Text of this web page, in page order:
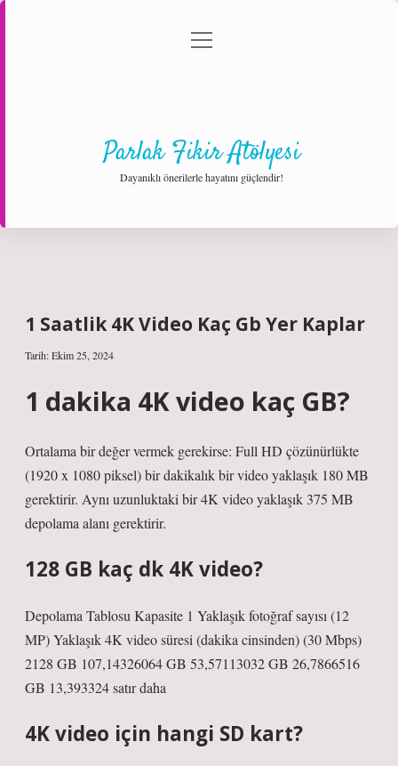
Gizlilik Politikası
menüyü
Parlak Fikir Atölyesi
Dayanıklı önerilerle hayatını güçlendir!
1 Saatlik 4K Video Kaç Gb Yer Kaplar
Tarih: Ekim 25, 2024
1 dakika 4K video kaç GB?
Ortalama bir değer vermek gerekirse: Full HD çözünürlükte
(1920 x 1080 piksel) bir dakikalık bir video yaklaşık 180 MB
gerektirir. Aynı uzunluktaki bir 4K video yaklaşık 375 MB
depolama alanı gerektirir.
128 GB kaç dk 4K video?
Depolama Tablosu Kapasite 1 Yaklaşık fotoğraf sayısı (12
MP) Yaklaşık 4K video süresi (dakika cinsinden) (30 Mbps)
2128 GB 107,14326064 GB 53,57113032 GB 26,7866516
GB 13,393324 satır daha
4K video için hangi SD kart?